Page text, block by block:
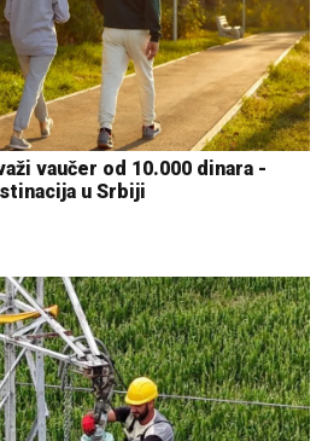
vaučer od 10.000 dinara -
u Srbiji